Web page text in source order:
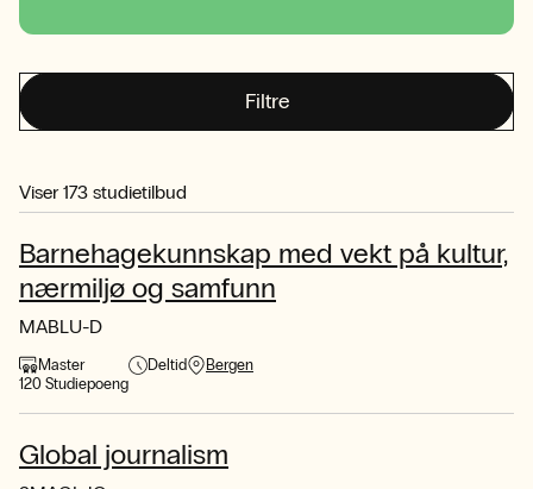
Filtre
Viser 173 studietilbud
Barnehagekunnskap med vekt på kultur,
nærmiljø og samfunn
MABLU-D
Master
120 Studiepoeng
Deltid Bergen
Global journalism